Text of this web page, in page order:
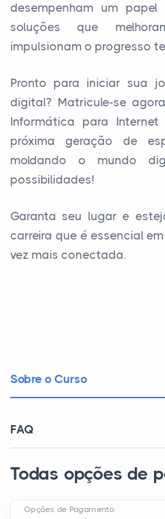
desempenham um
soluções que
impulsionam o progresso
Pronto para iniciar sua
digital? Matricule-se
Informática para
próxima geração de
moldando o mundo
possibilidades!
Garanta seu lugar e
carreira que é essencial
vez mais conectada.
Sobre o Curso
FAQ
Todas opções de
Opções de Pagamento